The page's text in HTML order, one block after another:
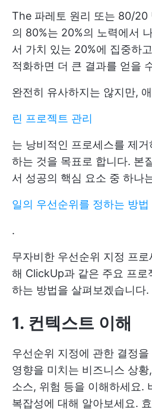
The 파레토 원리 또는 80/20
의 80%는 20%의 노력에서
서 가치 있는 20%에 집중하
적화하면 더 큰 결과를 얻을
완전히 유사하지는 않지만,
린 프로젝트 관리
는 낭비적인 프로세스를 제
하는 것을 목표로 합니다. 본
서 성공의 핵심 요소 중 하나
일의 우선순위를 정하는 방법
.
무자비한 우선순위 지정 프
해 ClickUp과 같은 주요 프로
하는 방법을 살펴보겠습니다.
1. 컨텍스트 이해
우선순위 지정에 관한 결정
영향을 미치는 비즈니스 상
소스, 위험 등을 이해하세요.
복잡성에 대해 알아보세요.